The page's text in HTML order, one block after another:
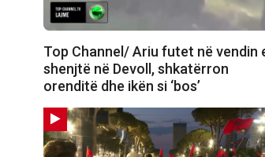
Top Channel/ Ariu futet në vendin
shenjtë në Devoll, shkatërron
orenditë dhe ikën si ‘bos’